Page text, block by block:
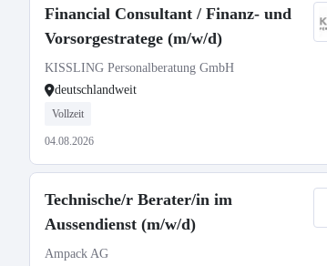
Financial Consultant / Finanz- und
Vorsorgestratege (m/w/d)
KISSLING Personalberatung GmbH
deutschlandweit
Vollzeit
04.08.2026
Technische/r Berater/in im
Aussendienst (m/w/d)
Ampack AG